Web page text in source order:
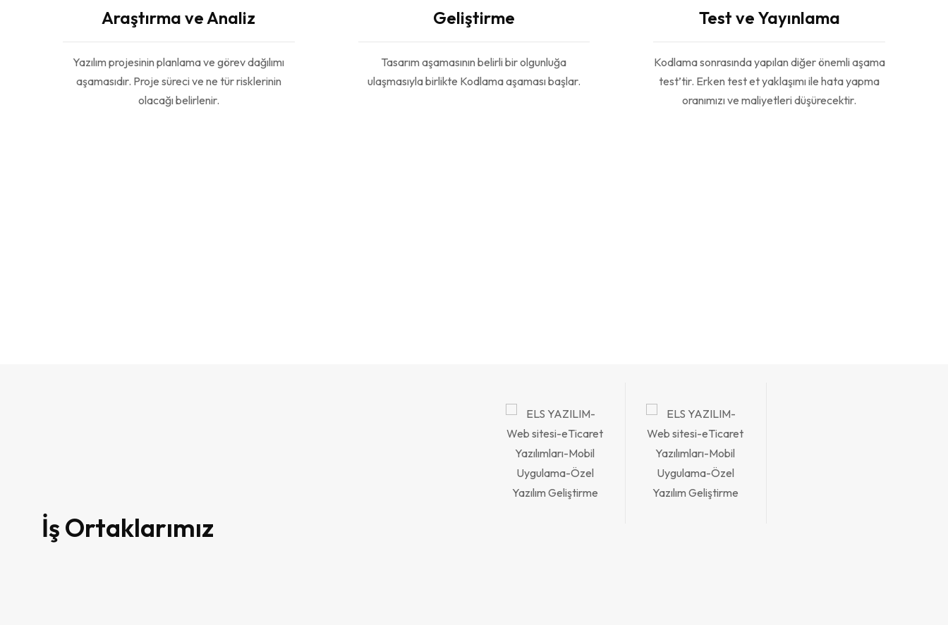
Araştırma ve Analiz
Yazılım projesinin planlama ve görev dağılımı
aşamasıdır. Proje süreci ve ne tür risklerinin
olacağı belirlenir.
Geliştirme
Tasarım aşamasının belirli bir olgunluğa
ulaşmasıyla birlikte Kodlama aşaması başlar.
Test ve Yayınlama
Kodlama sonrasında yapılan diğer önemli aşama
test’tir. Erken test et yaklaşımı ile hata yapma
oranımızı ve maliyetleri düşürecektir.
İş Ortaklarımız